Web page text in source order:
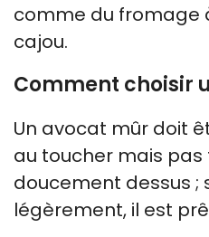
comme du fromage
cajou.
Comment choisir
Un avocat mûr doit
au toucher mais pas
doucement dessus ;
légèrement, il est